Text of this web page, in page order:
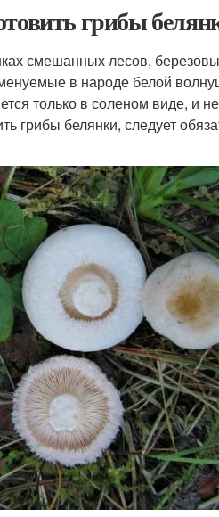
грибы
смешанных лесов,
в народе белой
только в соленом виде, и
грибы белянки, следует